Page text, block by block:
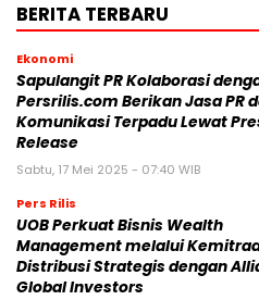
BERITA TERBARU
Ekonomi
Sapulangit PR Kolaborasi
Persrilis.com Berikan Jasa PR
Komunikasi Terpadu Lewat
Release
Sabtu, 17 Mei 2025 - 07:40 WIB
Pers Rilis
UOB Perkuat Bisnis Wealth
Management melalui
Distribusi Strategis dengan
Global Investors